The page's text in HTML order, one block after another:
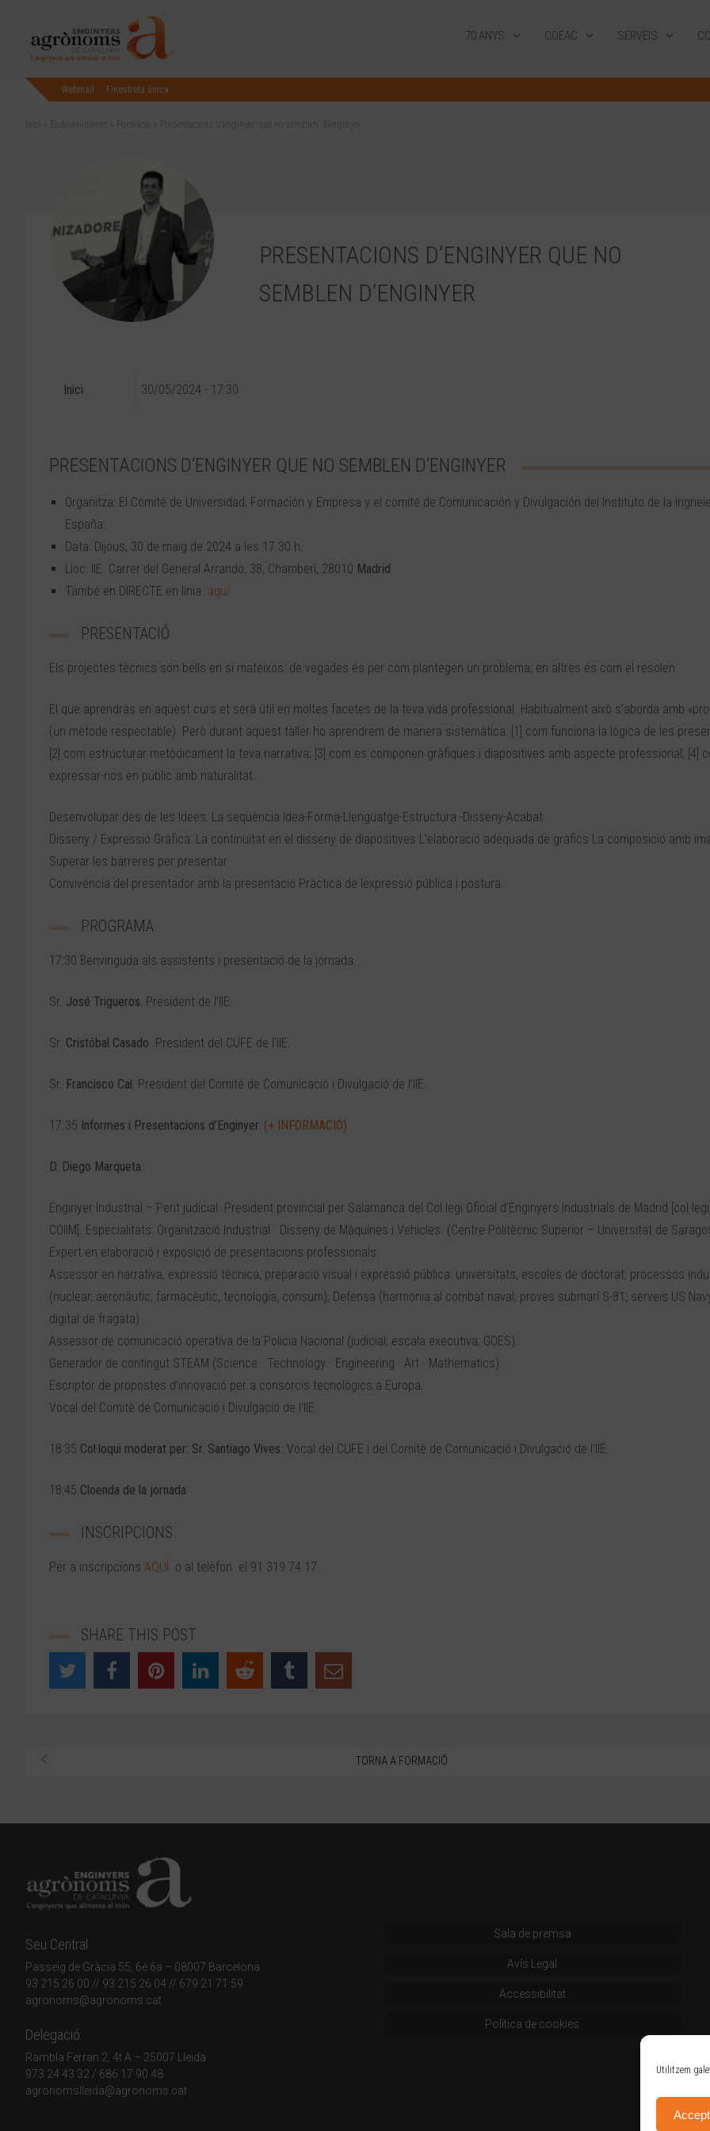
Utilitzem
70 ANYS COEAC SERVEIS
Webmail Finestreta única
PRESENTACIONS D’ENGINYER QUE NO
SEMBLEN D’ENGINYER
Inici 30/05/2024 - 17:30
PRESENTACIONS D’ENGINYER QUE NO SEMBLEN D’ENGINYER
Organitza: El Comité de Universidad, Formación y Empresa y el comité de Comunicación y Divulgación del Instituto de la
España.
Data: Dijous, 30 de maig de 2024 a les 17.30 h.
Lloc: IIE. Carrer del General Arrando, 38, Chamberí, 28010 Madrid
També en DIRECTE en línia aquí
PRESENTACIÓ
Els projectes tècnics són bells en si mateixos: de vegades és per com plantegen un problema; en altres és com el resolen.
El que aprendràs en aquest curs et serà útil en moltes facetes de la teva vida professional. Habitualment això s’aborda amb
(un mètode respectable). Però durant aquest taller ho aprendrem de manera sistemàtica: [1] com funciona la lògica de les
[2] com estructurar metòdicament la teva narrativa; [3] com es componen gràfiques i diapositives amb aspecte professional; [4]
expressar-nos en públic amb naturalitat.
Desenvolupar des de les Idees: La seqüència Idea-Forma-Llenguatge-Estructura -Disseny-Acabat
Disseny / Expressió Gràfica: La continuïtat en el disseny de diapositives L’elaboració adequada de gràfics La composició amb
Superar les barreres per presentar
Convivència del presentador amb la presentació Pràctica de lexpressió pública i postura.
PROGRAMA
17:30 Benvinguda als assistents i presentació de la jornada.
Sr. José Trigueros. President de l’IIE.
Sr. Cristóbal Casado. President del CUFE de l’IIE.
Sr. Francisco Cal. President del Comitè de Comunicació i Divulgació de l’IIE.
17.35 Informes i Presentacions d’Enginyer. (+ INFORMACIÓ)
D. Diego Marqueta.
Enginyer Industrial – Perit judicial. President provincial per Salamanca del Col·legi Oficial d’Enginyers Industrials de Madrid
COIIM]. Especialitats: Organització Industrial · Disseny de Màquines i Vehicles. (Centre Politècnic Superior – Universitat de
Expert en elaboració i exposició de presentacions professionals.
Assessor en narrativa, expressió tècnica, preparació visual i expressió pública: universitats, escoles de doctorat; processos
(nuclear, aeronàutic, farmacèutic, tecnologia, consum); Defensa (harmonia al combat naval; proves submarí S-81; serveis US
digital de fragata).
Assessor de comunicació operativa de la Policia Nacional (judicial; escala executiva; GOES).
Generador de contingut STEAM (Science · Technology · Engineering · Art · Mathematics).
Escriptor de propostes d’innovació per a consorcis tecnològics a Europa.
Vocal del Comitè de Comunicació i Divulgació de l’IIE.
18:35 Col·loqui moderat per: Sr. Santiago Vives. Vocal del CUFE i del Comitè de Comunicació i Divulgació de l’IIE.
18:45 Cloenda de la jornada
INSCRIPCIONS
Per a inscripcions AQUÍ o al telèfon el 91 319 74 17.
SHARE THIS POST
TORNA A FORMACIÓ
Seu Central
Passeig de Gràcia 55, 6è 6a – 08007 Barcelona
93 215 26 00 // 93 215 26 04 // 679 21 71 59
agronoms@agronoms.cat
Delegació
Rambla Ferran 2, 4t A – 25007 Lleida
973 24 43 32 / 686 17 90 48
agronomslleida@agronoms.cat
Sala de premsa
Avís Legal
Accessibilitat
Política de cookies